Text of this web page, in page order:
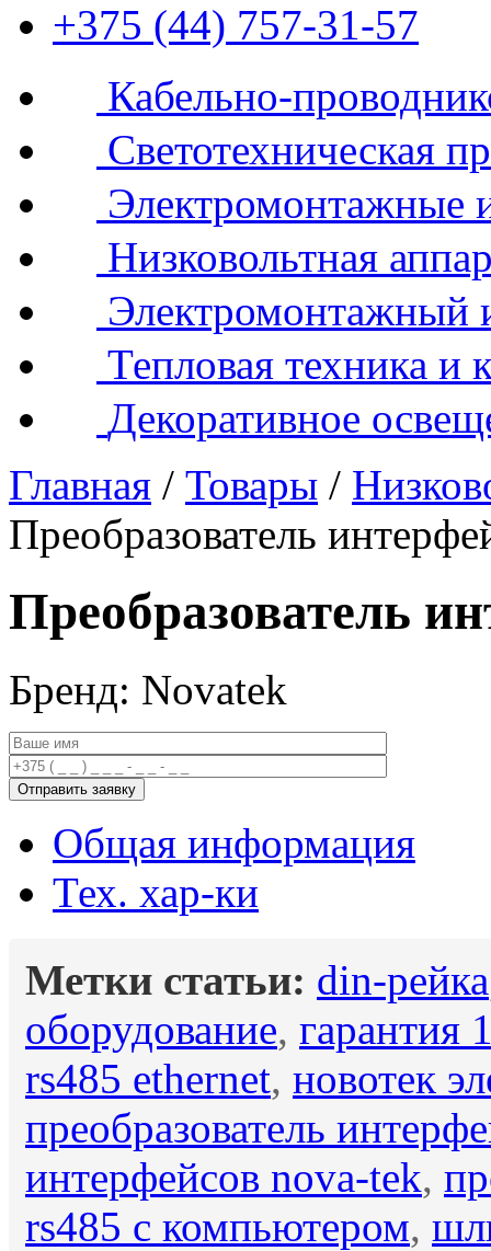
+375 (44) 757-31-57
Кабельно-
Светотехническая
Электромонтажные
Низковольтная
Электромонтажный
Тепловая техника и
Декоративное
Главная / Товары /
Преобразователь
Преобразователь
Бренд: Novatek
Общая информация
Тех. хар-ки
Метки статьи: din-рейка
оборудование, гарантия
rs485 ethernet, новотек
преобразователь
интерфейсов nova-tek,
rs485 с компьютером,